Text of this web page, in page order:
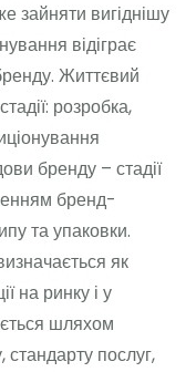
зайняти вигіднішу
відіграє
Життєвий
розробка,
бренду – стадії
бренд-
та упаковки.
як
на ринку і у
шляхом
стандарту послуг,